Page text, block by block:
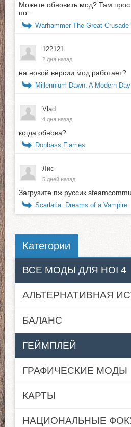
Можете обновить мод? Там
по...
Warhammer The Great Crusade
122121
2 дня назад
на новой версии мод работает?
Millennium Dawn: A Modern
Vlad
4 дня назад
когда обнова?
Donbass Flames
Лис
5 дней назад
Загрузите пж руссик
Scarlatia: Dreams of a Vampire
Категории
ВСЕ МОДЫ ДЛЯ HOI 4
АЛЬТЕРНАТИВНАЯ
БАЛАНС
ГЕЙМПЛЕЙ
ГРАФИЧЕСКИЕ МОДЫ
КАРТЫ
НАЦИОНАЛЬНЫЕ